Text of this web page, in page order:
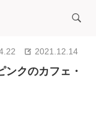
2021.12.14
クのカフェ・